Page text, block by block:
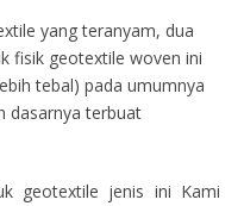
yang teranyam, dua
fisik geotextile woven ini
tebal) pada umumnya
dasarnya terbuat
geotextile jenis ini Kami